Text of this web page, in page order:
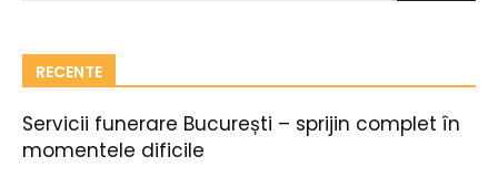
RECENTE
Servicii funerare București – sprijin complet în
momentele dificile